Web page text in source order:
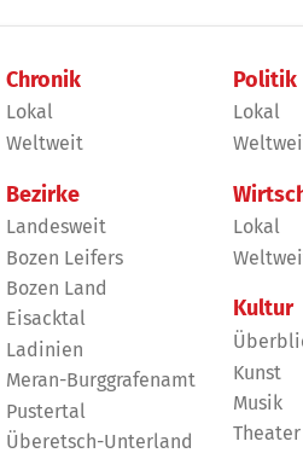
Chronik
Lokal
Weltweit
Bezirke
Landesweit
Bozen Leifers
Bozen Land
Eisacktal
Ladinien
Meran-Burggrafenamt
Pustertal
Überetsch-Unterland
Politik
Lokal
Lokal
Kultur
Kunst
Musik
Theater